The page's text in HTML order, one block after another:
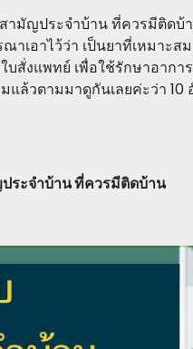
สามัญประจำบ้าน ที่ควรมีติด
เอาไว้ว่า เป็นยาที่เหมาะ
สั่งแพทย์ เพื่อใช้รักษาอากา
แล้วตามมาดูกันเลยค่ะว่า
ระจำบ้าน ที่ควรมีติดบ้าน